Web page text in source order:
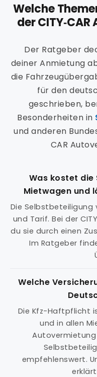
Welche
der
Der Ratgeber
deiner Anmietung
die
für den
geschrieben,
Besonderheiten in
und anderen
CAR
Was kostet
Mietwagen und
Die Selbstbeteiligung
und Tarif. Bei der
du sie durch einen
Im Ratgeber
Welche
Die Kfz-Haftpflicht
und in allen
empfehlenswert.